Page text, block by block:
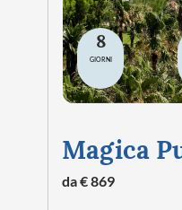
Vedi tutte le date